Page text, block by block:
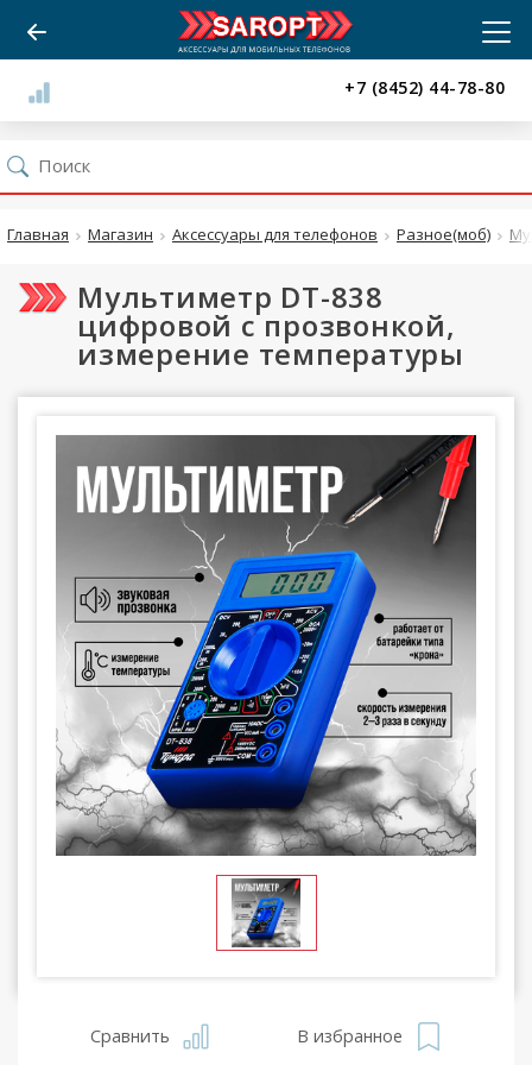
+7 (8452) 44-78-80
Главная Магазин Аксессуары для телефонов Разное(моб)
Мультиметр DT-838
цифровой с прозвонкой,
измерение температуры
Сравнить В избранное